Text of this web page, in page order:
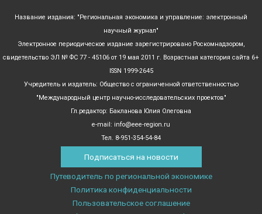
Название издания: "Региональная экономика и управление: электронный
научный журнал"
Электронное периодическое издание зарегистрировано Роскомнадзором,
свидетельство ЭЛ № ФС 77 - 45106 от 19 мая 2011 г. Возрастная категория сайта 6+
ISSN 1999-2645
Учредитель и издатель: Общество с ограниченной ответственностью
"Международный центр научно-исследовательских проектов"
Гл.редактор: Бакланова Юлия Олеговна
e-mail: info@eee-region.ru
Тел. 8-951-354-54-84
Подписаться на новости
Путеводитель по региональной экономике
Политика конфиденциальности
Пользовательское соглашение